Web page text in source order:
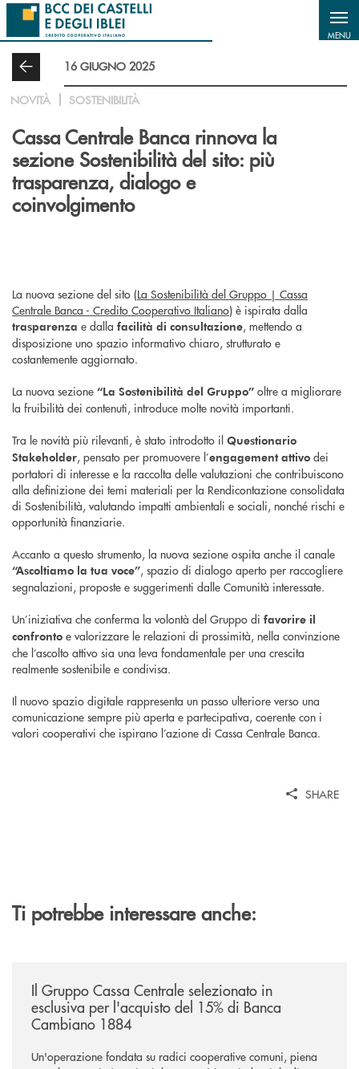
Salta al contenuto principale
MENU
16 GIUGNO 2025
NOVITÀ SOSTENIBILITÀ
Cassa Centrale Banca rinnova la
sezione Sostenibilità del sito: più
trasparenza, dialogo e
coinvolgimento
La nuova sezione del sito (La Sostenibilità del Gruppo | Cassa
Centrale Banca - Credito Cooperativo Italiano) è ispirata dalla
trasparenza e dalla facilità di consultazione, mettendo a
disposizione uno spazio informativo chiaro, strutturato e
costantemente aggiornato.
La nuova sezione “La Sostenibilità del Gruppo” oltre a migliorare
la fruibilità dei contenuti, introduce molte novità importanti.
Tra le novità più rilevanti, è stato introdotto il Questionario
Stakeholder, pensato per promuovere l’engagement attivo dei
portatori di interesse e la raccolta delle valutazioni che contribuiscono
alla definizione dei temi materiali per la Rendicontazione consolidata
di Sostenibilità, valutando impatti ambientali e sociali, nonché rischi e
opportunità finanziarie.
Accanto a questo strumento, la nuova sezione ospita anche il canale
“Ascoltiamo la tua voce”, spazio di dialogo aperto per raccogliere
segnalazioni, proposte e suggerimenti dalle Comunità interessate.
Un’iniziativa che conferma la volontà del Gruppo di favorire il
confronto e valorizzare le relazioni di prossimità, nella convinzione
che l’ascolto attivo sia una leva fondamentale per una crescita
realmente sostenibile e condivisa.
Il nuovo spazio digitale rappresenta un passo ulteriore verso una
comunicazione sempre più aperta e partecipativa, coerente con i
valori cooperativi che ispirano l’azione di Cassa Centrale Banca.
SHARE
Ti potrebbe interessare anche:
Il Gruppo Cassa Centrale selezionato in
esclusiva per l'acquisto del 15% di Banca
Cambiano 1884
Un'operazione fondata su radici cooperative comuni, piena